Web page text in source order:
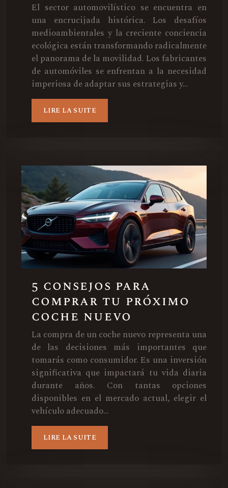
El sector automovilístico se encuentra en
una encrucijada histórica. Los desafíos
medioambientales y la creciente conciencia
ecológica están transformando radicalmente
el panorama de la movilidad. Los fabricantes
de automóviles se enfrentan a la necesidad
imperiosa de adaptar sus estrategias y…
LIRE LA SUITE
5 consejos para
comprar tu próximo
coche nuevo
La compra de un coche nuevo representa una
de las decisiones más importantes que
tomarás como consumidor. Es una inversión
significativa que impactará tu vida diaria
durante años. Con tantas opciones
disponibles en el mercado actual, elegir el
vehículo adecuado…
LIRE LA SUITE